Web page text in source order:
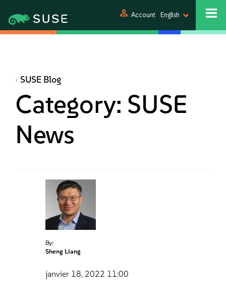
person Account English
SUSE Blog
Category: SUSE
News
By:
Sheng Liang
janvier 18, 2022 11:00